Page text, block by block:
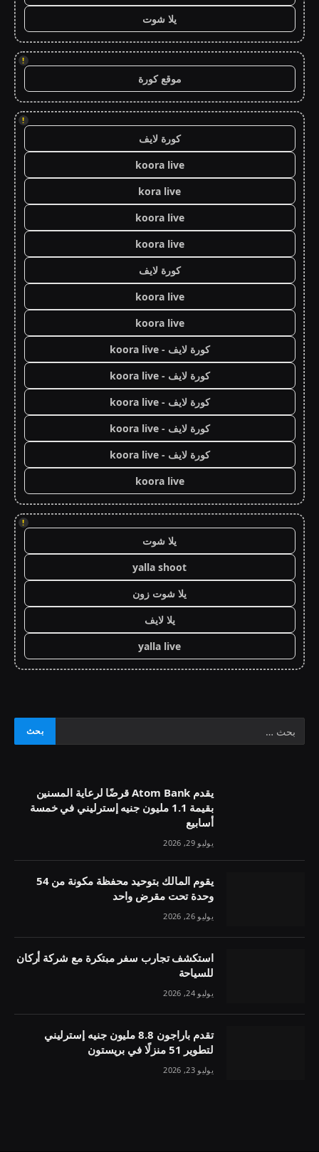
يلا شوت
!
موقع كورة
!
كورة لايف
koora live
kora live
koora live
koora live
كورة لايف
koora live
koora live
كورة لايف - koora live
كورة لايف - koora live
كورة لايف - koora live
كورة لايف - koora live
كورة لايف - koora live
koora live
!
يلا شوت
yalla shoot
يلا شوت زون
يلا لايف
yalla live
يقدم Atom Bank قرضًا لرعاية المسنين
بقيمة 1.1 مليون جنيه إسترليني في خمسة
أسابيع
يوليو 29, 2026
يقوم المالك بتوحيد محفظة مكونة من 54
وحدة تحت مقرض واحد
يوليو 26, 2026
استكشف تجارب سفر مبتكرة مع شركة أركان
للسياحة
يوليو 24, 2026
تقدم باراجون 8.8 مليون جنيه إسترليني
لتطوير 51 منزلًا في بريستون
يوليو 23, 2026